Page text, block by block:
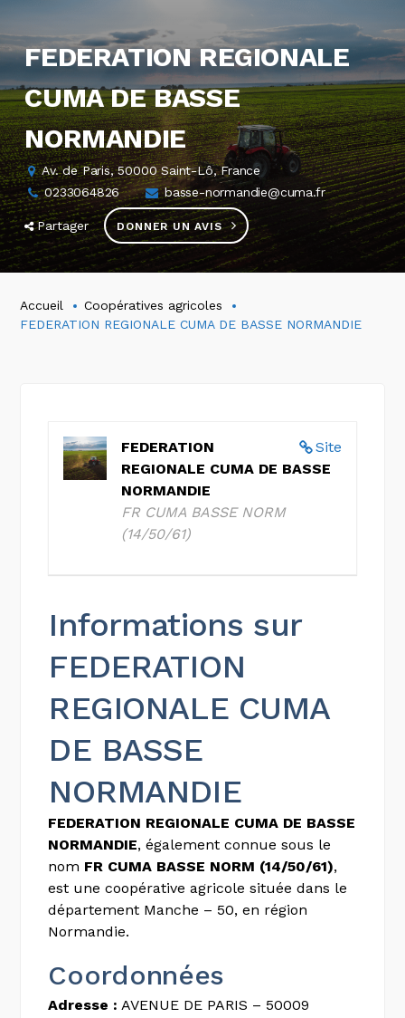
FEDERATION REGIONALE
CUMA DE BASSE
NORMANDIE
Av. de Paris, 50000 Saint-Lô, France
0233064826
basse-normandie@cuma.fr
Partager DONNER UN AVIS
Accueil
Coopératives agricoles
FEDERATION REGIONALE CUMA DE BASSE NORMANDIE
Site
FEDERATION
REGIONALE CUMA DE BASSE
NORMANDIE
FR CUMA BASSE NORM
(14/50/61)
Informations sur
FEDERATION
REGIONALE CUMA
DE BASSE
NORMANDIE
FEDERATION REGIONALE CUMA DE BASSE
NORMANDIE, également connue sous le
nom FR CUMA BASSE NORM (14/50/61),
est une coopérative agricole située dans le
département Manche – 50, en région
Normandie.
Coordonnées
Adresse : AVENUE DE PARIS – 50009